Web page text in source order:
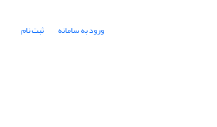
ورود به سامانه ثبت نام